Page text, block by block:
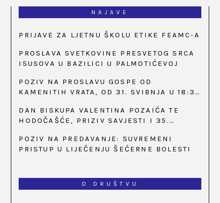
NAJAVE
PRIJAVE ZA LJETNU ŠKOLU ETIKE FEAMC-A
PROSLAVA SVETKOVINE PRESVETOG SRCA
ISUSOVA U BAZILICI U PALMOTIĆEVOJ
POZIV NA PROSLAVU GOSPE OD
KAMENITIH VRATA, OD 31. SVIBNJA U 18:30
DAN BISKUPA VALENTINA POZAIĆA TE
HODOČAŠĆE, PRIZIV SAVJESTI I 35.
BISTRICI, OD 15. DO 17. SVIBNJA
POZIV NA PREDAVANJE: SUVREMENI
PRISTUP U LIJEČENJU ŠEĆERNE BOLESTI
O DRUŠTVU